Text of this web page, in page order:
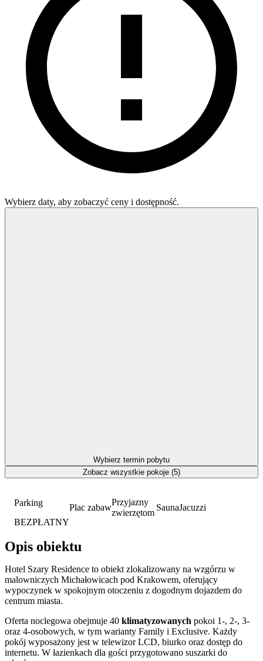
Parking
BEZPŁATNY
Plac zabaw
Przyjazny
zwierzętom
SaunaJacuzzi
Opis obiektu
Hotel Szary Residence to obiekt zlokalizowany na wzgórzu w
malowniczych Michałowicach pod Krakowem, oferujący
wypoczynek w spokojnym otoczeniu z dogodnym dojazdem do
centrum miasta.
Oferta noclegowa obejmuje 40 klimatyzowanych pokoi 1-, 2-, 3-
oraz 4-osobowych, w tym warianty Family i Exclusive. Każdy
pokój wyposażony jest w telewizor LCD, biurko oraz dostęp do
internetu. W łazienkach dla gości przygotowano suszarki do
Wybierz daty, aby zobaczyć ceny i dostępność.
Wybierz termin pobytu
Zobacz wszystkie pokoje (5)